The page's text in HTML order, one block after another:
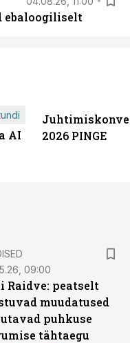
ebaloogiliselt
AI
2026 PINGE
09:00
Raidve: peatselt
muudatused
puhkuse
tähtaegu